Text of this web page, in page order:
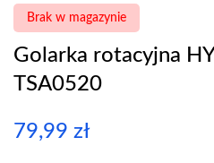
Brak w magazynie
Golarka rotacyjna
TSA0520
79,99 zł